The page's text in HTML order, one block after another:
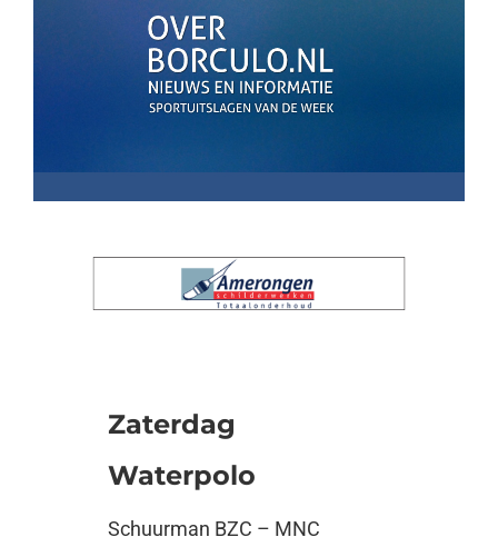
Zaterdag
Waterpolo
Schuurman BZC – MNC